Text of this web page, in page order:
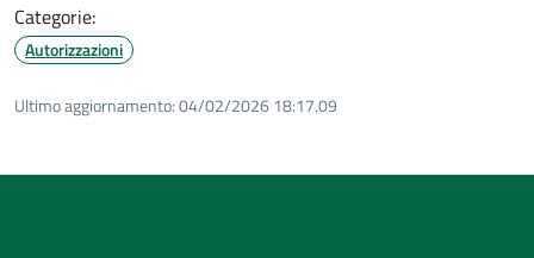
Categorie:
Autorizzazioni
Ultimo aggiornamento:04/02/2026 18:17.09